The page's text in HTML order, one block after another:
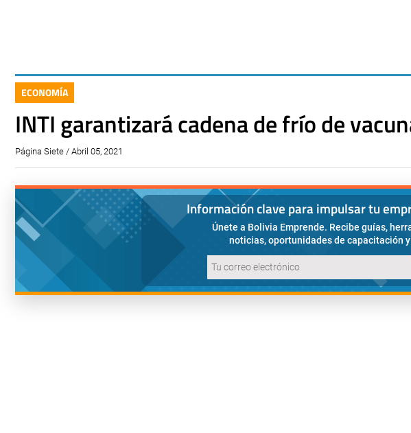
ECONOMÍA
INTI garantizará cadena de frío de
Página Siete / Abril 05, 2021
Información clave para impulsar tu
Únete a Bolivia Emprende. Recibe guías,
noticias, oportunidades de capacitación